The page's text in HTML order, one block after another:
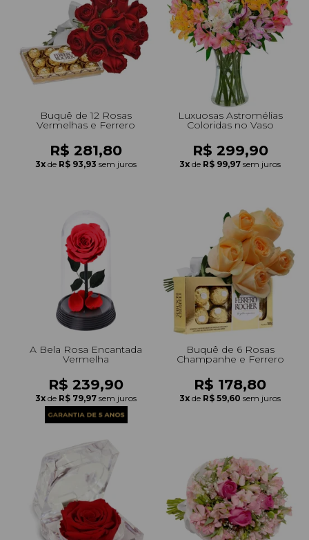
Buquê de 12 Rosas
Vermelhas e Ferrero
R$ 281,80
3x de R$ 93,93 sem juros
Luxuosas Astromélias
Coloridas no Vaso
R$ 299,90
3x de R$ 99,97 sem juros
A Bela Rosa Encantada
Vermelha
R$ 239,90
3x de R$ 79,97 sem juros
Buquê de 6 Rosas
Champanhe e Ferrero
R$ 178,80
3x de R$ 59,60 sem juros